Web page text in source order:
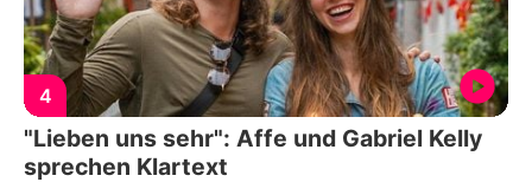
4
"Lieben uns sehr": Affe und Gabriel Kelly
sprechen Klartext